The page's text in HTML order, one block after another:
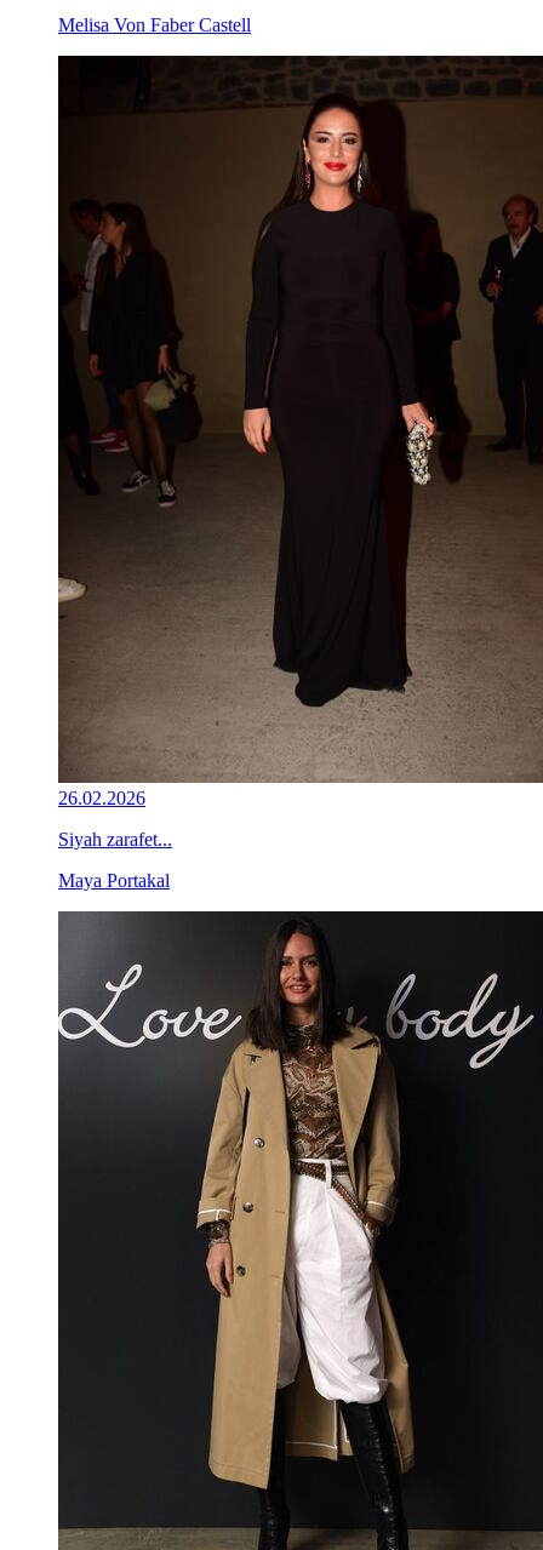
Melisa Von Faber Castell
26.02.2026
Siyah zarafet...
Maya Portakal